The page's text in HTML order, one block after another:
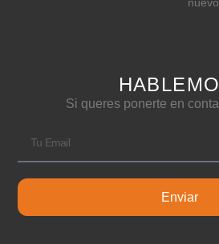
Si queres ponerte en
Enviar